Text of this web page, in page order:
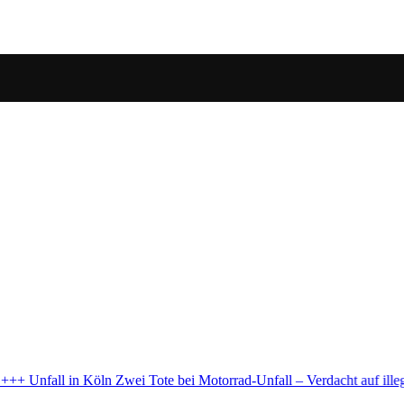
Unfall – Verdacht auf illegales Rennen